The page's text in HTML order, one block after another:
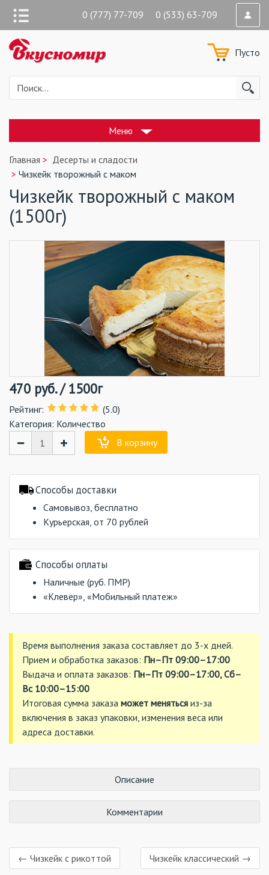
0 (777) 77-709 0 (533) 63-709
Пусто
Меню
Главная
Десерты и сладости
Чизкейк творожный с маком
Чизкейк творожный с маком
(1500г)
470 руб./1500г
Рейтинг:
(5.0)
Категория: Количество
− + В корзину
Способы доставки
Самовывоз, бесплатно
Курьерская, от 70 рублей
Способы оплаты
Наличные (руб. ПМР)
«Клевер», «Мобильный платеж»
Время выполнения заказа составляет до 3-х дней.
Прием и обработка заказов: Пн–Пт 09:00–17:00
Выдача и оплата заказов: Пн–Пт 09:00–17:00, Сб–
Вс 10:00–15:00
Итоговая сумма заказа может меняться из-за
включения в заказ упаковки, изменения веса или
адреса доставки.
Описание
Комментарии
← Чизкейк с рикоттой Чизкейк классический →